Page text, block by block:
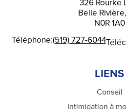
326 Rourke
Belle
N0R 1A0
Téléphone:(519) 727-6044
LIENS
Conseil
Intimidation à